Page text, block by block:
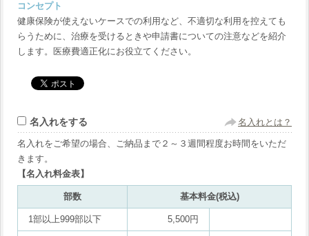
コンセプト
健康保険が使えないケースでの利用など、不適切な利用を控えても
らうために、治療を受けるときや申請書についての注意などを紹介
します。医療費適正化にお役立てください。
名入れをする 名入れとは？
名入れをご希望の場合、ご納品まで２～３週間程度お時間をいただ
きます。
【名入れ料金表】
部数 基本料金(税込)
1部以上999部以下 5,500円